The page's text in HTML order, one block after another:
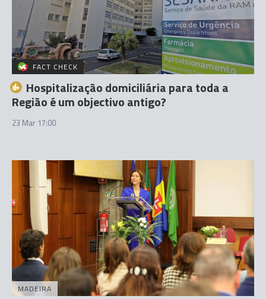
FACT CHECK
Hospitalização domiciliária para toda a
Região é um objectivo antigo?
23 Mar 17:00
MADEIRA